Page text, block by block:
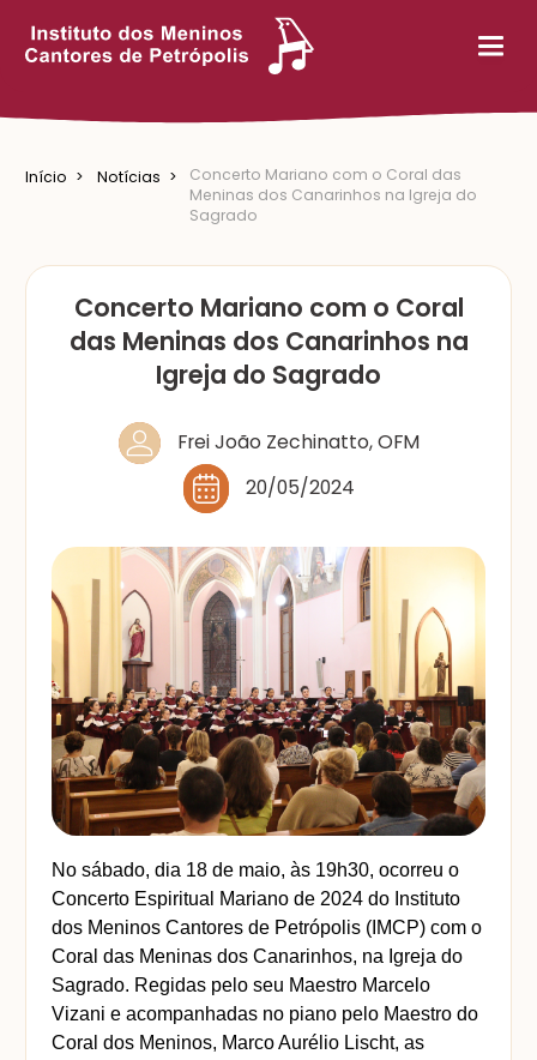
Início Notícias
Concerto Mariano com o Coral das
Meninas dos Canarinhos na Igreja do
Sagrado
Concerto Mariano com o Coral
das Meninas dos Canarinhos na
Igreja do Sagrado
Frei João Zechinatto, OFM
20/05/2024
No sábado, dia 18 de maio, às 19h30, ocorreu o
Concerto Espiritual Mariano de 2024 do Instituto
dos Meninos Cantores de Petrópolis (IMCP) com o
Coral das Meninas dos Canarinhos, na Igreja do
Sagrado. Regidas pelo seu Maestro Marcelo
Vizani e acompanhadas no piano pelo Maestro do
Coral dos Meninos, Marco Aurélio Lischt, as